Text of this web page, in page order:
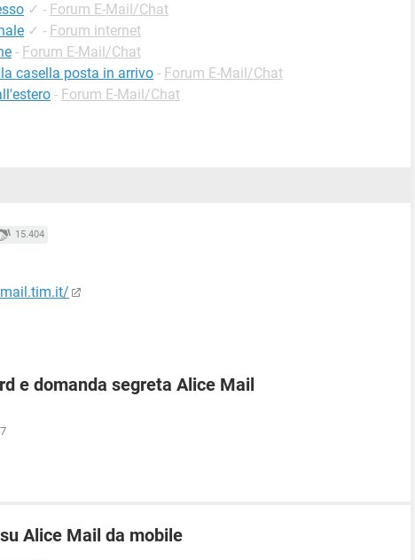
✓ - Forum E-Mail/Chat
✓ - Forum internet
- Forum E-Mail/Chat
casella posta in arrivo - Forum E-Mail/Chat
- Forum E-Mail/Chat
15.404
e domanda segreta Alice Mail
Alice Mail da mobile